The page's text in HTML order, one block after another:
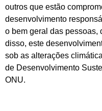
outros que estão
desenvolvimento
o bem geral das pessoas,
disso, este
sob as alterações
de Desenvolvimento
ONU.